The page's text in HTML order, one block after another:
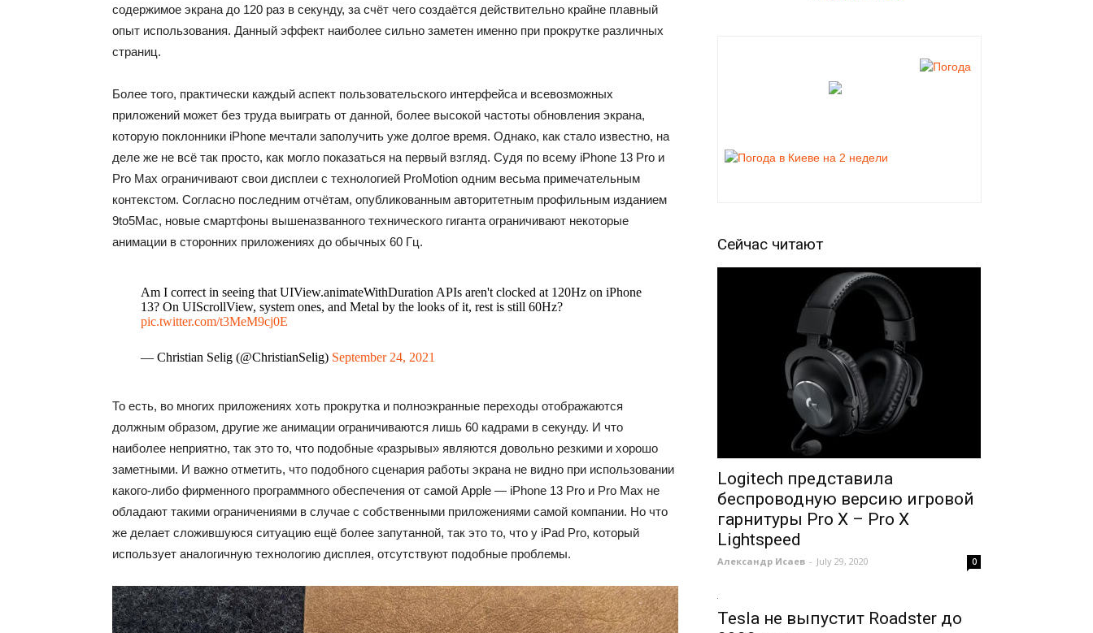
содержимое экрана до 120 раз в секунду, за счёт чего создаётся действительно крайне плавный
опыт использования. Данный эффект наиболее сильно заметен именно при прокрутке различных
страниц.
Более того, практически каждый аспект пользовательского интерфейса и всевозможных
приложений может без труда выиграть от данной, более высокой частоты обновления экрана,
которую поклонники iPhone мечтали заполучить уже долгое время. Однако, как стало известно, на
деле же не всё так просто, как могло показаться на первый взгляд. Судя по всему iPhone 13 Pro и
Pro Max ограничивают свои дисплеи с технологией ProMotion одним весьма примечательным
контекстом. Согласно последним отчётам, опубликованным авторитетным профильным изданием
9to5Mac, новые смартфоны вышеназванного технического гиганта ограничивают некоторые
анимации в сторонних приложениях до обычных 60 Гц.
Am I correct in seeing that UIView.animateWithDuration APIs aren't clocked at 120Hz on iPhone
13? On UIScrollView, system ones, and Metal by the looks of it, rest is still 60Hz?
pic.twitter.com/t3MeM9cj0E
— Christian Selig (@ChristianSelig) September 24, 2021
То есть, во многих приложениях хоть прокрутка и полноэкранные переходы отображаются
должным образом, другие же анимации ограничиваются лишь 60 кадрами в секунду. И что
наиболее неприятно, так это то, что подобные «разрывы» являются довольно резкими и хорошо
заметными. И важно отметить, что подобного сценария работы экрана не видно при использовании
какого-либо фирменного программного обеспечения от самой Apple — iPhone 13 Pro и Pro Max не
обладают такими ограничениями в случае с собственными приложениями самой компании. Но что
же делает сложившуюся ситуацию ещё более запутанной, так это то, что у iPad Pro, который
использует аналогичную технологию дисплея, отсутствуют подобные проблемы.
Сейчас читают
Logitech представила
беспроводную версию игровой
гарнитуры Pro X – Pro X
Lightspeed
Александр Исаев - July 29, 2020 0
Tesla не выпустит Roadster до